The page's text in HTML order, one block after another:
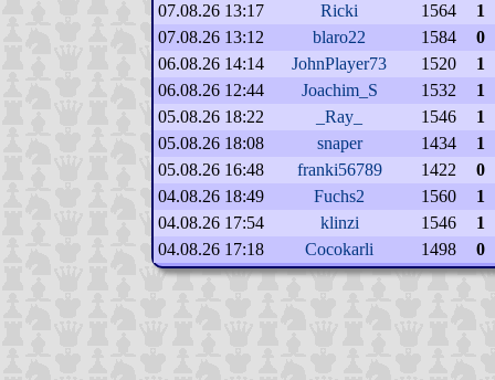
07.08.26 13:17 Ricki 1564
1
07.08.26 13:12
blaro22 1584
0
06.08.26 14:14
JohnPlayer73 1520
1
06.08.26 12:44
Joachim_S 1532
1
05.08.26 18:22
_Ray_ 1546
1
05.08.26 18:08
snaper 1434
1
05.08.26 16:48
franki56789 1422
0
04.08.26 18:49
Fuchs2 1560
1
04.08.26 17:54
klinzi 1546
1
04.08.26 17:18
Cocokarli 1498 0